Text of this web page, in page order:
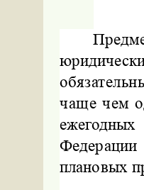
чаще чем
плановых